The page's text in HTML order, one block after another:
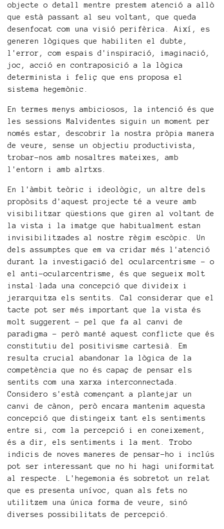
objecte o detall mentre prestem atenció a allò
que està passant al seu voltant, que queda
desenfocat com una visió perifèrica. Així, es
generen lògiques que habiliten el dubte,
l'error, com espais d'inspiració, imaginació,
joc, acció en contraposició a la lògica
determinista i feliç que ens proposa el
sistema hegemònic.
En termes menys ambiciosos, la intenció és que
les sessions Malvidentes siguin un moment per
només estar, descobrir la nostra pròpia manera
de veure, sense un objectiu productivista,
trobar-nos amb nosaltres mateixes, amb
l'entorn i amb alrtxs.
En l'àmbit teòric i ideològic, un altre dels
propòsits d'aquest projecte té a veure amb
visibilitzar qüestions que giren al voltant de
la vista i la imatge que habitualment estan
invisibilitzades al nostre règim escòpic. Un
dels assumptes que em va cridar més l'atenció
durant la investigació del ocularcentrisme – o
el anti-ocularcentrisme, és que segueix molt
instal·lada una concepció que divideix i
jerarquitza els sentits. Cal considerar que el
tacte pot ser més important que la vista és
molt suggerent – pel que fa al canvi de
paradigma – però manté aquest conflicte que és
constitutiu del positivisme cartesià. Em
resulta crucial abandonar la lògica de la
competència que no és capaç de pensar els
sentits com una xarxa interconnectada.
Considero s'està començant a plantejar un
canvi de cànon, però encara mantenim aquesta
concepció que distingeix tant els sentiments
entre si, com la percepció i en coneixement,
és a dir, els sentiments i la ment. Trobo
indicis de noves maneres de pensar-ho i inclús
pot ser interessant que no hi hagi uniformitat
al respecte. L'hegemonia és sobretot un relat
que es presenta unívoc, quan als fets no
utilitzem una única forma de veure, sinó
diverses possibilitats de percepció.